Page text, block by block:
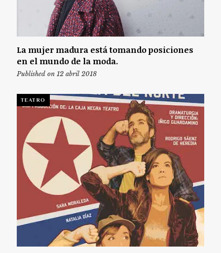
La mujer madura está tomando posiciones
en el mundo de la moda.
Published on 12 abril 2018
TEATRO